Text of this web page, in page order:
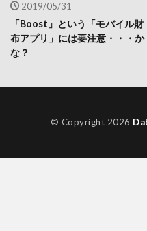
2019/05/31
「Boost」という「モバイル財
布アプリ」には要注意・・・か
な？
© Copyright 2026